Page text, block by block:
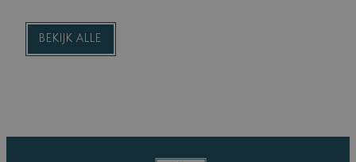
BEKIJK ALLE